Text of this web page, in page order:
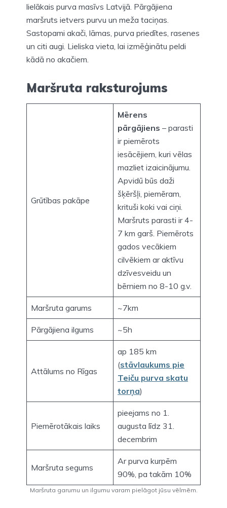
lielākais purva masīvs Latvijā. Pārgājiena
maršruts ietvers purvu un meža taciņas.
Sastopami akači, lāmas, purva priedītes, rasenes
un citi augi. Lieliska vieta, lai izmēģinātu peldi
kādā no akačiem.
Maršruta raksturojums
Grūtības pakāpe
Mērens
pārgājiens – parasti
ir piemērots
iesācējiem, kuri vēlas
mazliet izaicinājumu.
Apvidū būs daži
šķēršļi, piemēram,
krituši koki vai ciņi.
Maršruts parasti ir 4-
7 km garš. Piemērots
gados vecākiem
cilvēkiem ar aktīvu
dzīvesveidu un
bērniem no 8-10 g.v.
Maršruta garums ~7km
Pārgājiena ilgums ~5h
Attālums no Rīgas
ap 185 km
(stāvlaukums pie
Teiču purva skatu
torņa)
Piemērotākais laiks
pieejams no 1.
augusta līdz 31.
decembrim
Maršruta segums
Ar purva kurpēm
90%, pa takām 10%
Maršruta garumu un ilgumu varam pielāgot jūsu vēlmēm.